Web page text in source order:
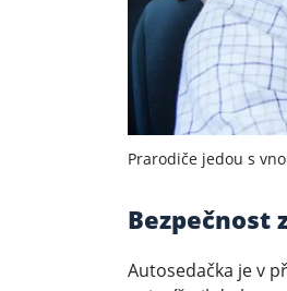
Prarodiče jedou s
Bezpečnost
Autosedačka je v